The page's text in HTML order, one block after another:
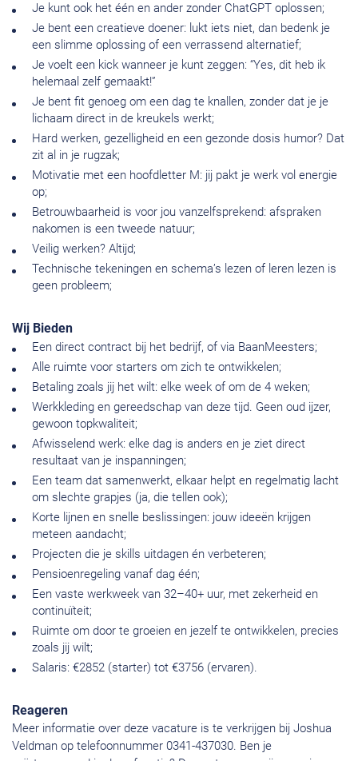
Je kunt ook het één en ander zonder ChatGPT oplossen;
Je bent een creatieve doener: lukt iets niet, dan bedenk je
een slimme oplossing of een verrassend alternatief;
Je voelt een kick wanneer je kunt zeggen: “Yes, dit heb ik
helemaal zelf gemaakt!”
Je bent fit genoeg om een dag te knallen, zonder dat je je
lichaam direct in de kreukels werkt;
Hard werken, gezelligheid en een gezonde dosis humor? Dat
zit al in je rugzak;
Motivatie met een hoofdletter M: jij pakt je werk vol energie
op;
Betrouwbaarheid is voor jou vanzelfsprekend: afspraken
nakomen is een tweede natuur;
Veilig werken? Altijd;
Technische tekeningen en schema’s lezen of leren lezen is
geen probleem;
Wij Bieden
Een direct contract bij het bedrijf, of via BaanMeesters;
Alle ruimte voor starters om zich te ontwikkelen;
Betaling zoals jij het wilt: elke week of om de 4 weken;
Werkkleding en gereedschap van deze tijd. Geen oud ijzer,
gewoon topkwaliteit;
Afwisselend werk: elke dag is anders en je ziet direct
resultaat van je inspanningen;
Een team dat samenwerkt, elkaar helpt en regelmatig lacht
om slechte grapjes (ja, die tellen ook);
Korte lijnen en snelle beslissingen: jouw ideeën krijgen
meteen aandacht;
Projecten die je skills uitdagen én verbeteren;
Pensioenregeling vanaf dag één;
Een vaste werkweek van 32–40+ uur, met zekerheid en
continuïteit;
Ruimte om door te groeien en jezelf te ontwikkelen, precies
zoals jij wilt;
Salaris: €2852 (starter) tot €3756 (ervaren).
Reageren
Meer informatie over deze vacature is te verkrijgen bij Joshua
Veldman op telefoonnummer 0341-437030. Ben je